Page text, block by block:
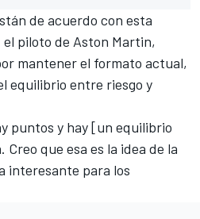
de acuerdo con esta
el piloto de Aston Martin,
mantener el formato actual,
equilibrio entre riesgo y
puntos y hay [un equilibrio
que esa es la idea de la
interesante para los